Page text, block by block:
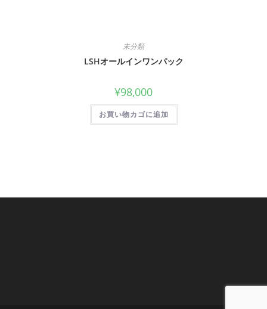
未分類
LSHオールインワンパック
¥98,000
お買い物カゴに追加